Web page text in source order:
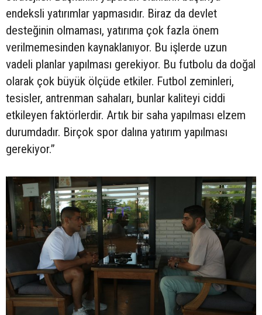
endeksli yatırımlar yapmasıdır. Biraz da devlet
desteğinin olmaması, yatırıma çok fazla önem
verilmemesinden kaynaklanıyor. Bu işlerde uzun
vadeli planlar yapılması gerekiyor. Bu futbolu da doğal
olarak çok büyük ölçüde etkiler. Futbol zeminleri,
tesisler, antrenman sahaları, bunlar kaliteyi ciddi
etkileyen faktörlerdir. Artık bir saha yapılması elzem
durumdadır. Birçok spor dalına yatırım yapılması
gerekiyor.”